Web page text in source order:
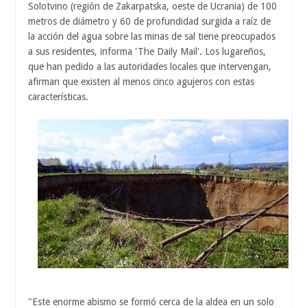
Solotvino (región de Zakarpatska, oeste de Ucrania) de 100
metros de diámetro y 60 de profundidad surgida a raíz de
la acción del agua sobre las minas de sal tiene preocupados
a sus residentes, informa 'The Daily Mail'. Los lugareños,
que han pedido a las autoridades locales que intervengan,
afirman que existen al menos cinco agujeros con estas
características.
"Este enorme abismo se formó cerca de la aldea en un solo